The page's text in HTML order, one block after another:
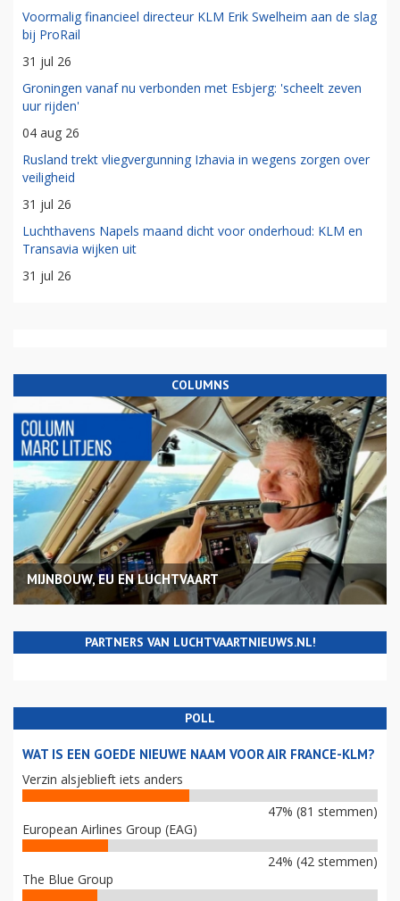
Voormalig financieel directeur KLM Erik Swelheim aan de slag
bij ProRail
31 jul 26
Groningen vanaf nu verbonden met Esbjerg: 'scheelt zeven
uur rijden'
04 aug 26
Rusland trekt vliegvergunning Izhavia in wegens zorgen over
veiligheid
31 jul 26
Luchthavens Napels maand dicht voor onderhoud: KLM en
Transavia wijken uit
31 jul 26
COLUMNS
MIJNBOUW, EU EN LUCHTVAART
PARTNERS VAN LUCHTVAARTNIEUWS.NL!
POLL
WAT IS EEN GOEDE NIEUWE NAAM VOOR AIR FRANCE-KLM?
Verzin alsjeblieft iets anders
47% (81 stemmen)
European Airlines Group (EAG)
24% (42 stemmen)
The Blue Group